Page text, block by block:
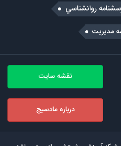
روانشناسي
مدیریت
نقشه سایت
درباره مادسیج